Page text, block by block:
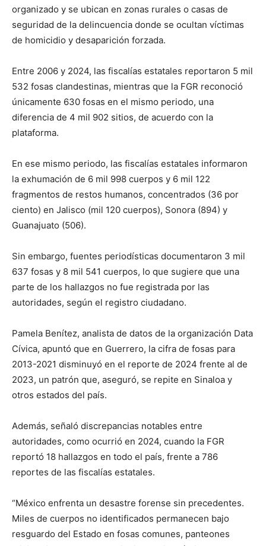
organizado y se ubican en zonas rurales o casas de
seguridad de la delincuencia donde se ocultan víctimas
de homicidio y desaparición forzada.
Entre 2006 y 2024, las fiscalías estatales reportaron 5 mil
532 fosas clandestinas, mientras que la FGR reconoció
únicamente 630 fosas en el mismo periodo, una
diferencia de 4 mil 902 sitios, de acuerdo con la
plataforma.
En ese mismo periodo, las fiscalías estatales informaron
la exhumación de 6 mil 998 cuerpos y 6 mil 122
fragmentos de restos humanos, concentrados (36 por
ciento) en Jalisco (mil 120 cuerpos), Sonora (894) y
Guanajuato (506).
Sin embargo, fuentes periodísticas documentaron 3 mil
637 fosas y 8 mil 541 cuerpos, lo que sugiere que una
parte de los hallazgos no fue registrada por las
autoridades, según el registro ciudadano.
Pamela Benítez, analista de datos de la organización Data
Cívica, apuntó que en Guerrero, la cifra de fosas para
2013-2021 disminuyó en el reporte de 2024 frente al de
2023, un patrón que, aseguró, se repite en Sinaloa y
otros estados del país.
Además, señaló discrepancias notables entre
autoridades, como ocurrió en 2024, cuando la FGR
reportó 18 hallazgos en todo el país, frente a 786
reportes de las fiscalías estatales.
“México enfrenta un desastre forense sin precedentes.
Miles de cuerpos no identificados permanecen bajo
resguardo del Estado en fosas comunes, panteones